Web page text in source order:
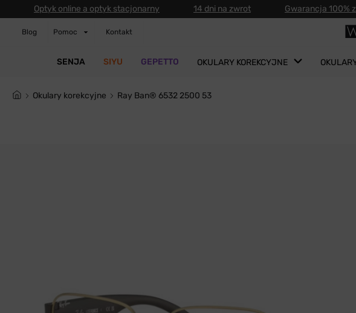
Optyk online a optyk stacjonarny 14 dni na zwrot Gwarancja 100%
Blog Pomoc Kontakt
SENJA SIYU GEPETTO OKULARY KOREKCYJNE
Okulary korekcyjne Ray Ban® 6532 2500 53